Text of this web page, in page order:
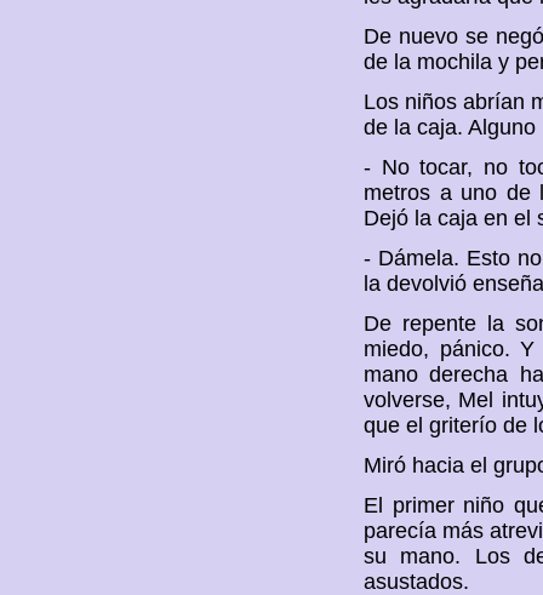
De nuevo se
de la mochila y
Los niños abrían
de la caja.
- No tocar, no
metros a uno de
Dejó la caja en el
- Dámela. Esto
la devolvió
De repente la
miedo, pánico.
mano derecha
volverse, Mel
que el griterío de
Miró hacia el
El primer niño
parecía más
su mano. Los
asustados.